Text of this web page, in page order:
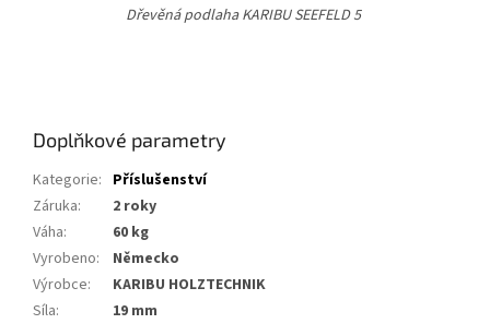
Dřevěná podlaha KARIBU SEEFELD 5
Doplňkové parametry
Kategorie:
Příslušenství
Záruka:
2 roky
Váha:
60 kg
Vyrobeno:
Německo
Výrobce:
KARIBU HOLZTECHNIK
Síla:
19 mm